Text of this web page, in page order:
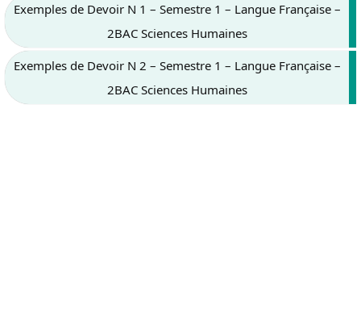
Exemples de Devoir N 1 – Semestre 1 – Langue Française –
2BAC Sciences Humaines
Exemples de Devoir N 2 – Semestre 1 – Langue Française –
2BAC Sciences Humaines